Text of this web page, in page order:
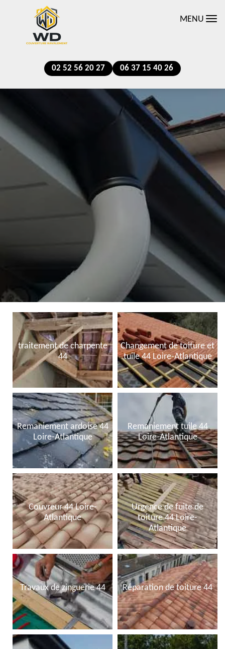
MENU
02 52 56 20 27 06 37 15 40 26
traitement de charpente
44
Changement de toiture et
tuile 44 Loire-Atlantique
Remaniement ardoise 44
Loire-Atlantique
Remaniement tuile 44
Loire-Atlantique
Couvreur 44 Loire-
Atlantique
Urgence de fuite de
toiture 44 Loire-
Atlantique
Travaux de zinguerie 44 Réparation de toiture 44